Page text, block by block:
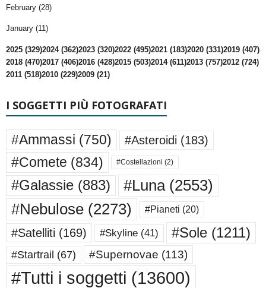
February (28)
January (11)
2025 (329)2024 (362)2023 (320)2022 (495)2021 (183)2020 (331)2019 (407)
2018 (470)2017 (406)2016 (428)2015 (503)2014 (611)2013 (757)2012 (724)
2011 (518)2010 (229)2009 (21)
I SOGGETTI PIÙ FOTOGRAFATI
#Ammassi (750) #Asteroidi (183)
#Comete (834) #Costellazioni (2)
#Galassie (883) #Luna(2553)
#Nebulose (2273) #Pianeti (20)
#Satelliti (169) #Skyline (41) #Sole (1211)
#Startrail (67) #Supernovae (113)
#Tutti i soggetti (13600)